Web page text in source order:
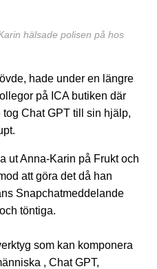
hälsade polisen på hos
hade under en längre
på ICA butiken där
Chat GPT till sin hjälp,
ut Anna-Karin på Frukt och
att göra det då han
Snapchatmeddelande
töntiga.
som kan komponera
, Chat GPT,